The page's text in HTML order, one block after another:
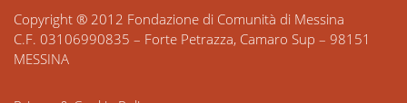
Copyright ® 2012 Fondazione di Comunità di Messina
C.F. 03106990835 – Forte Petrazza, Camaro Sup – 98151
MESSINA